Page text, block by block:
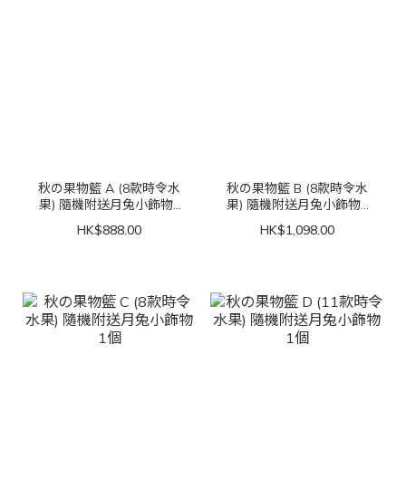
秋の果物籃 A (8款時令水
果) 隨機附送月兔小飾物1
HK$888.00
秋の果物籃 B (8款時令水
果) 隨機附送月兔小飾物1
HK$1,098.00